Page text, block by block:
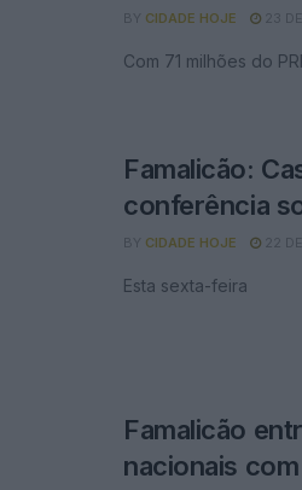
BY CIDADE HOJE 23
Com 71 milhões do
Famalicão:
conferência
BY CIDADE HOJE 22
Esta sexta-feira
Famalicão
nacionais